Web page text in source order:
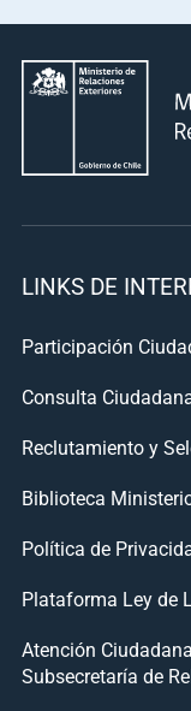
LINKS DE
Participación
Consulta
Reclutamiento y
Biblioteca
Política de
Plataforma Ley de
Atención Ciudadana
Subsecretaría de